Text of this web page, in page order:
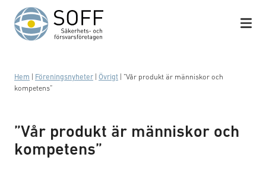
Hoppa till innehåll
Hem Föreningsnyheter Övrigt
”Vår produkt är människor och
kompetens”
”Vår produkt är människor och
kompetens”